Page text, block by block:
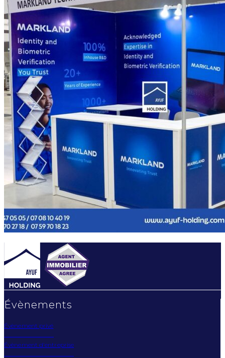
Évènements
Évènement privé
Évènement d'entreprise